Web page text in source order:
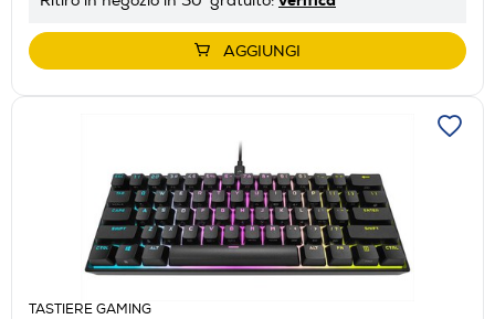
AGGIUNGI
TASTIERE GAMING